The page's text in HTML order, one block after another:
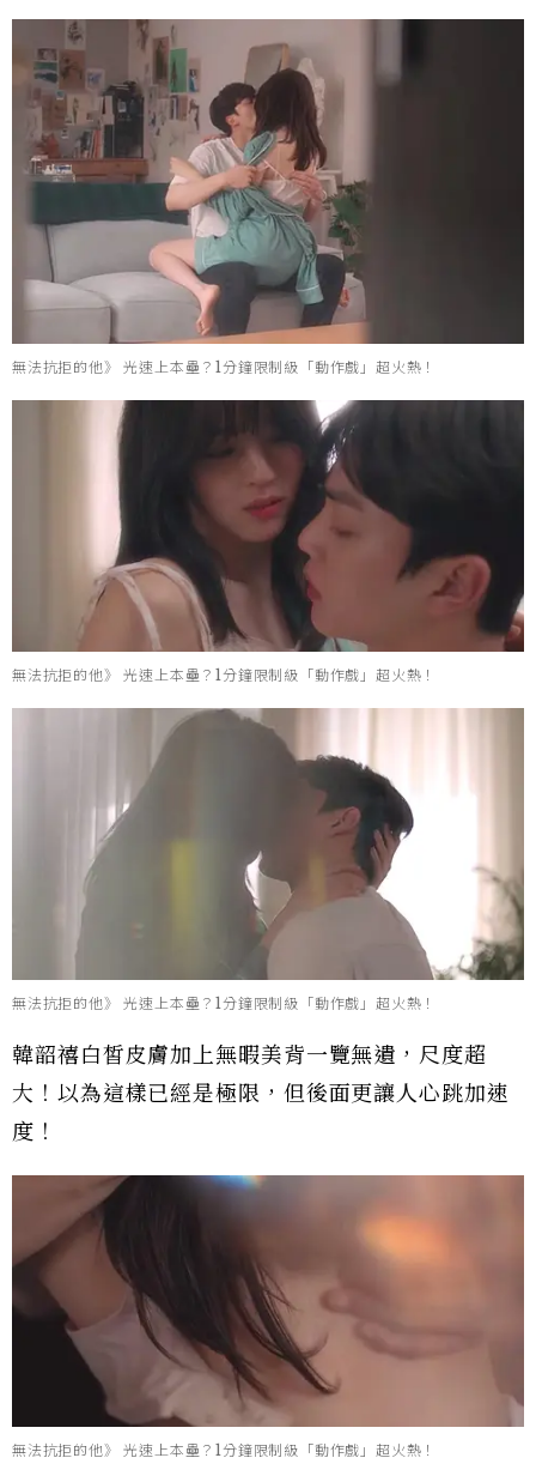
無法抗拒的他》 光速上本壘？1分鐘限制級「動作戲」超火熱！
無法抗拒的他》 光速上本壘？1分鐘限制級「動作戲」超火熱！
無法抗拒的他》 光速上本壘？1分鐘限制級「動作戲」超火熱！
韓韶禧白皙皮膚加上無暇美背一覽無遺，尺度超
大！以為這樣已經是極限，但後面更讓人心跳加速
度！
無法抗拒的他》 光速上本壘？1分鐘限制級「動作戲」超火熱！